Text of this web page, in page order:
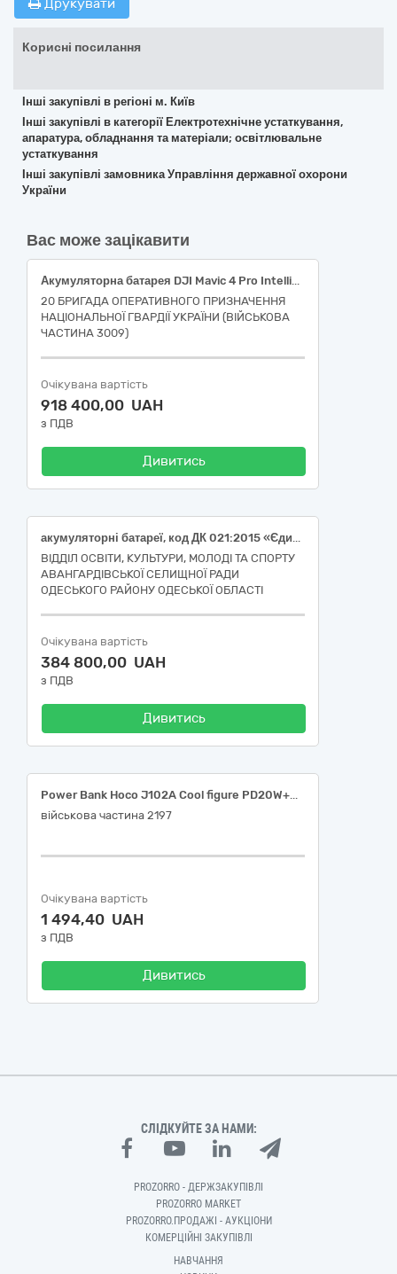
Друкувати
Корисні посилання
Інші закупівлі в регіоні м. Київ
Інші закупівлі в категорії Електротехнічне устаткування,
апаратура, обладнання та матеріали; освітлювальне
устаткування
Інші закупівлі замовника Управління державної охорони
України
Вас може зацікавити
Акумуляторна батарея DJI Mavic 4 Pro Intelligent Flight Battery (CP.MA.00000845.01)
20 БРИГАДА ОПЕРАТИВНОГО ПРИЗНАЧЕННЯ
НАЦІОНАЛЬНОЇ ГВАРДІЇ УКРАЇНИ (ВІЙСЬКОВА
ЧАСТИНА 3009)
Очікувана вартість
918 400,00 UAH
з ПДВ
Дивитись
акумуляторні батареї, код ДК 021:2015 «Єдиний закупівельний словник» - 31430000-9 Електричні акумулятори
ВІДДІЛ ОСВІТИ, КУЛЬТУРИ, МОЛОДІ ТА СПОРТУ
АВАНГАРДІВСЬКОЇ СЕЛИЩНОЇ РАДИ
ОДЕСЬКОГО РАЙОНУ ОДЕСЬКОЇ ОБЛАСТІ
Очікувана вартість
384 800,00 UAH
з ПДВ
Дивитись
Power Bank Hoco J102A Cool figure PD20W+QC3.0 20000 mAh або еквівалент
військова частина 2197
Очікувана вартість
1 494,40 UAH
з ПДВ
Дивитись
СЛІДКУЙТЕ ЗА НАМИ:
PROZORRO - ДЕРЖЗАКУПІВЛІ
PROZORRO MARKET
PROZORRO.ПРОДАЖІ - АУКЦІОНИ
КОМЕРЦІЙНІ ЗАКУПІВЛІ
НАВЧАННЯ